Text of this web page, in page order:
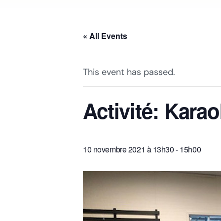
« All Events
This event has passed.
Activité:
10 novembre 2021 à 13h30-15h00